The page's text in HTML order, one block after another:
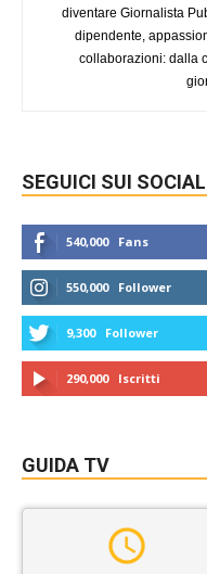
diventare Giornalista
dipendente,
collaborazioni: dalla
SEGUICI SUI SOCIAL
540,000 Fans
550,000 Follower
9,300 Follower
290,000 Iscritti
GUIDA TV